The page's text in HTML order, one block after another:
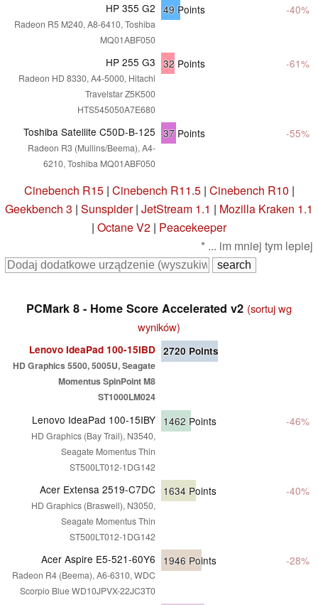
HP 355 G2
Radeon R5 M240, A8-6410, Toshiba
MQ01ABF050
49 Points -40%
HP 255 G3
Radeon HD 8330, A4-5000, Hitachi
Travelstar Z5K500
HTS545050A7E680
32 Points -61%
Toshiba Satellite C50D-B-125
Radeon R3 (Mullins/Beema), A4-
6210, Toshiba MQ01ABF050
37 Points -55%
Cinebench R15| Cinebench R11.5| Cinebench R10 |
Geekbench 3 | Sunspider| JetStream 1.1 | Mozilla Kraken 1.1
| Octane V2 | Peacekeeper
* ... im mniej tym lepiej
PCMark 8 - Home Score Accelerated v2 (sortuj wg
wyników)
Lenovo IdeaPad 100-15IBD
HD Graphics 5500, 5005U, Seagate
Momentus SpinPoint M8
ST1000LM024
2720 Points
Lenovo IdeaPad 100-15IBY
HD Graphics (Bay Trail), N3540,
Seagate Momentus Thin
ST500LT012-1DG142
1462 Points -46%
Acer Extensa 2519-C7DC
HD Graphics (Braswell), N3050,
Seagate Momentus Thin
ST500LT012-1DG142
1634 Points -40%
Acer Aspire E5-521-60Y6
Radeon R4 (Beema), A6-6310, WDC
Scorpio Blue WD10JPVX-22JC3T0
1946 Points -28%